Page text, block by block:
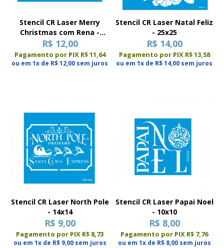
Stencil CR Laser Merry
Christmas com Rena -
20x25
R$ 12,00
Pagamento por PIX R$ 11,64
ou em 1x de R$ 12,00 sem juros
Stencil CR Laser Natal Feliz
- 25x25
R$ 14,00
Pagamento por PIX R$ 13,58
ou em 1x de R$ 14,00 sem juros
Stencil CR Laser North Pole
- 14x14
R$ 9,00
Pagamento por PIX R$ 8,73
ou em 1x de R$ 9,00 sem juros
Stencil CR Laser Papai Noel
- 10x10
R$ 8,00
Pagamento por PIX R$ 7,76
ou em 1x de R$ 8,00 sem juros